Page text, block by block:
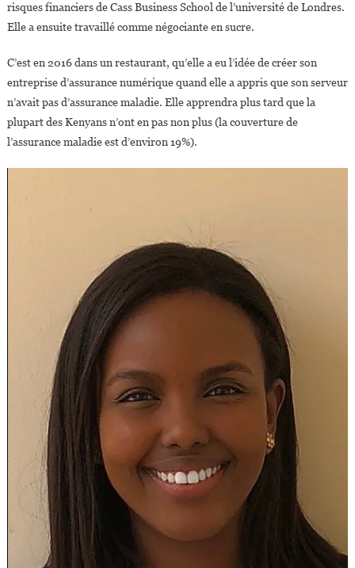
risques financiers de Cass Business School de l’université de Londres.
Elle a ensuite travaillé comme négociante en sucre.
C’est en 2016 dans un restaurant, qu’elle a eu l’idée de créer son
entreprise d’assurance numérique quand elle a appris que son serveur
n’avait pas d’assurance maladie. Elle apprendra plus tard que la
plupart des Kenyans n’ont en pas non plus (la couverture de
l’assurance maladie est d’environ 19%).